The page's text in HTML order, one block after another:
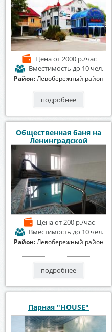
Ценаот 2000 р./час
Вместимость до 10 чел.
Район:Левобережный район
подробнее
Общественная баня на
Ленинградской
Ценаот 200 р./час
Вместимость до 10 чел.
Район:Левобережный район
подробнее
Парная "HOUSE"